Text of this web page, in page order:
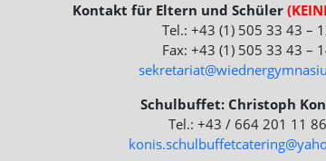
Kontakt für Eltern und Schüler
Tel.: +43 (1) 505 33 43 –
Fax: +43 (1) 505 33 43 –
Schulbuffet: Christoph
Tel.: +43 / 664 201 11 86